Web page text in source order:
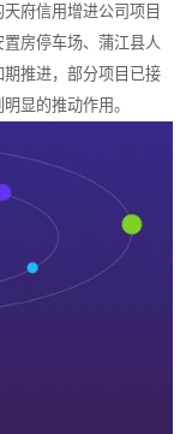
府信用增进公司项目
房停车场、蒲江县人
推进，部分项目已接
显的推动作用。